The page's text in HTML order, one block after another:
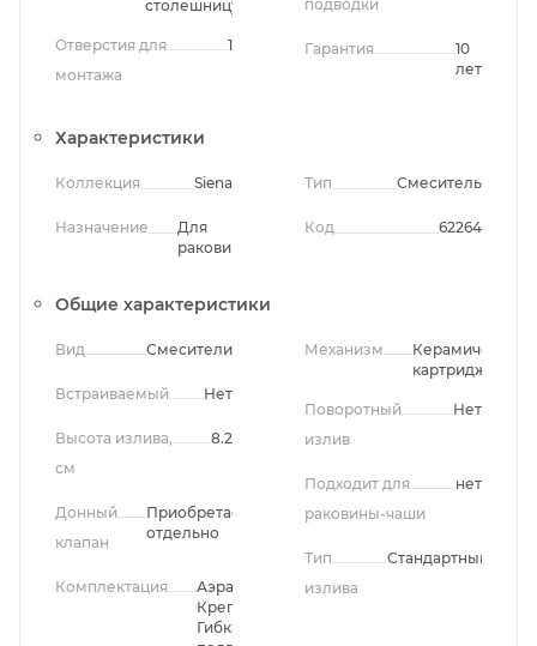
столешницу
Отверстия для
монтажа
1
подводки
Гарантия
10
лет
Характеристики
Коллекция Siena
Назначение
Для
раковины
Тип Смеситель
Код 62264
Общие характеристики
Вид Смесители
Встраиваемый Нет
Высота излива,
см
8.2
Донный
клапан
Приобретается
отдельно
Комплектация
Аэратор,
Крепления,
Гибкая
Механизм
Керамический
картридж
Поворотный
излив
Нет
Подходит для
раковины-чаши
нет
Тип
излива
Стандартный